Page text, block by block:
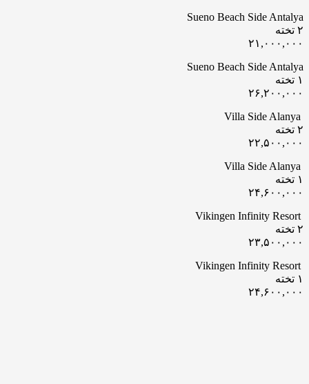
Sueno Beach Side Antalya
۲ تخته
۲۱,۰۰۰,۰۰۰
Sueno Beach Side Antalya
۱ تخته
۲۶,۲۰۰,۰۰۰
۲ تخته
۲۲,۵۰۰,۰۰۰
۱ تخته
۲۴,۶۰۰,۰۰۰
۲ تخته
۲۳,۵۰۰,۰۰۰
۱ تخته
۲۴,۶۰۰,۰۰۰